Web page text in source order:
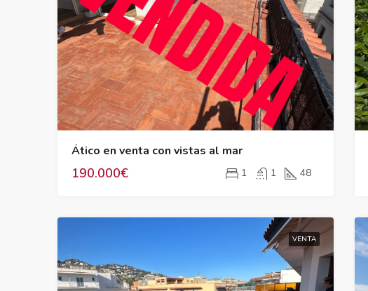
Ático en venta con vistas al mar
190.000€ 1 1 48
VENTA